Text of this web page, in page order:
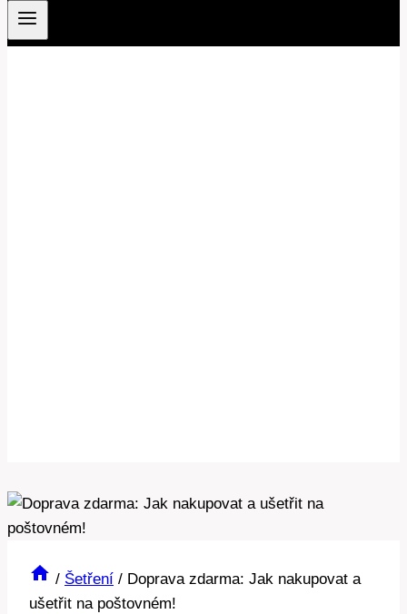
/ Šetření / Doprava zdarma: Jak nakupovat a
ušetřit na poštovném!